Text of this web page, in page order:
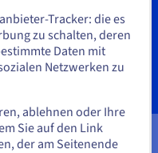
Tracker: die es
zu schalten, deren
Daten mit
Netzwerken zu
ablehnen oder Ihre
Sie auf den Link
der am Seitenende